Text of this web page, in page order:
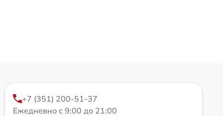
+7 (351) 200-51-37
Ежедневно с 9:00 до 21:00